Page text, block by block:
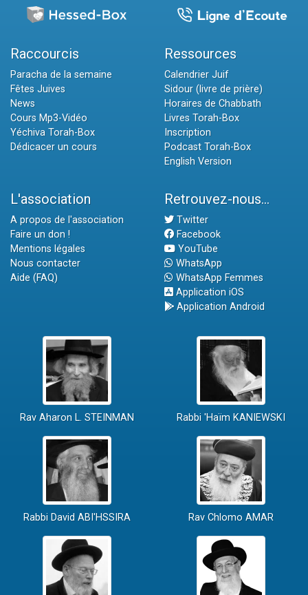
Raccourcis
Paracha de la semaine
Fêtes Juives
News
Cours Mp3-Vidéo
Yéchiva Torah-Box
Dédicacer un cours
Ressources
Calendrier Juif
Sidour (livre de prière)
Horaires de Chabbath
Livres Torah-Box
Inscription
Podcast Torah-Box
English Version
L'association
A propos de l'association
Faire un don !
Mentions légales
Nous contacter
Aide (FAQ)
Retrouvez-nous...
Twitter
Facebook
YouTube
WhatsApp
WhatsApp Femmes
Application iOS
Application Android
Rav Aharon L. STEINMAN Rabbi 'Haïm KANIEWSKI
Rabbi David ABI'HSSIRA Rav Chlomo AMAR